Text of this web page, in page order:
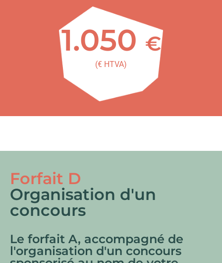
1.050 €
(€ HTVA)
Forfait D
Organisation d'un
concours
Le forfait A, accompagné de
l'organisation d'un concours